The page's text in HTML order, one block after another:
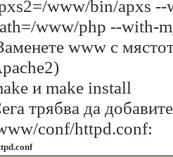
www/bin/apxs
www/php --with-
www с
и make install
трябва да
conf/httpd.conf: